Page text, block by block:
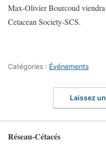
Max-Olivier Bourcoud
Cetacean Society-SCS.
Catégories : Événements
Laissez
Réseau-Cétacés